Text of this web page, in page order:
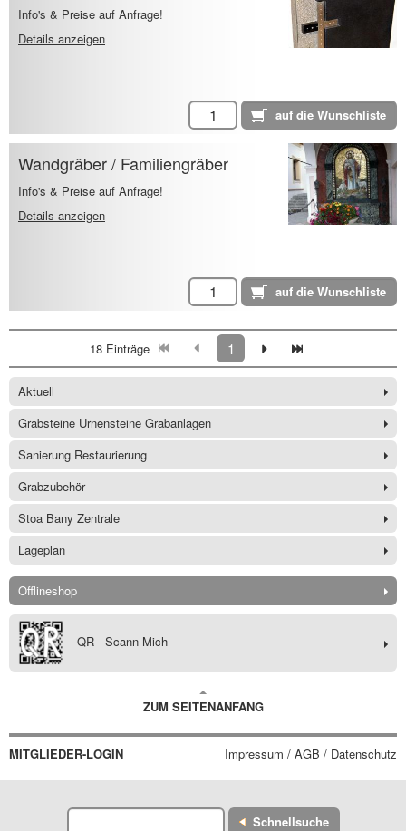
Info's & Preise auf Anfrage!
Details anzeigen
Wandgräber / Familiengräber
Info's & Preise auf Anfrage!
Details anzeigen
18 Einträge 1
Aktuell
Grabsteine Urnensteine Grabanlagen
Sanierung Restaurierung
Grabzubehör
Stoa Bany Zentrale
Lageplan
Offlineshop
QR - Scann Mich
ZUM SEITENANFANG
MITGLIEDER-LOGIN Impressum / AGB / Datenschutz
Schnellsuche